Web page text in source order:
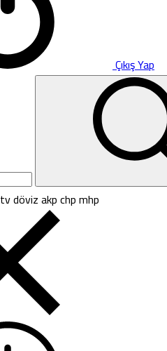
Çıkış Yap
dövizakpchpmhp